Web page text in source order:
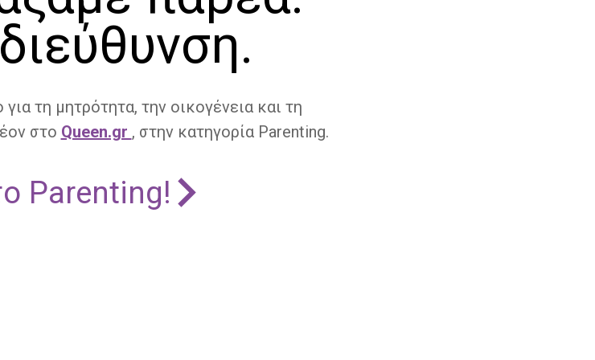
τη μητρότητα, την οικογένεια και τη
στο Queen.gr , στην κατηγορία Parenting.
Parenting!